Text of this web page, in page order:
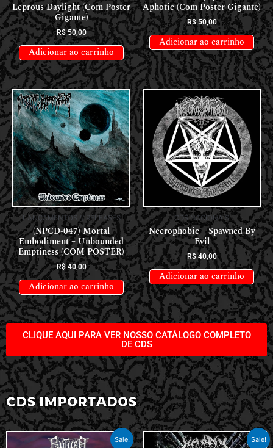
Leprous Daylight (Com Poster
Gigante)
R$50,00
Adicionar ao carrinho
Aphotic (Com Poster Gigante)
R$50,00
Adicionar ao carrinho
LANÇAMENTOS // RELEASES
(NPCD-047) Mortal
Embodiment – Unbounded
Emptiness (COM POSTER)
R$40,00
Adicionar ao carrinho
CDS NACIONAIS
Necrophobic – Spawned By
Evil
R$40,00
Adicionar ao carrinho
CLIQUE AQUI PARA VER NOSSO CATÁLOGO COMPLETO
DE CDS
CDS IMPORTADOS
Sale! Sale!